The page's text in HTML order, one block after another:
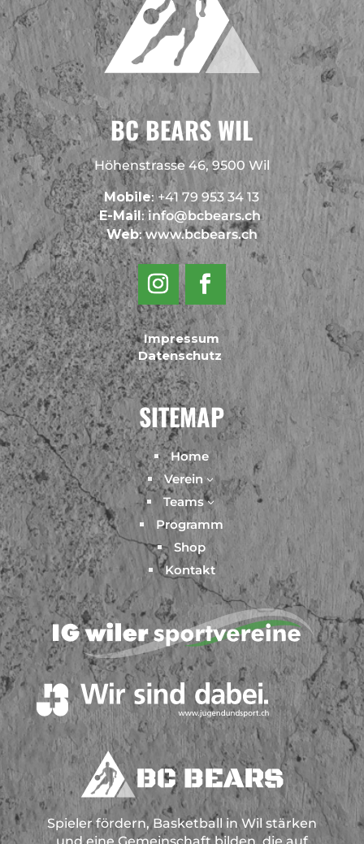
BC BEARS WIL
Höhenstrasse 46, 9500 Wil
Mobile: +41 79 953 34 13
E-Mail:info@bcbears.ch
Web:www.bcbears.ch
Impressum
Datenschutz
SITEMAP
Home
Verein3
Teams3
Programm
Shop
Kontakt
Spieler fördern, Basketball in Wil stärken
und eine Gemeinschaft bilden, die auf